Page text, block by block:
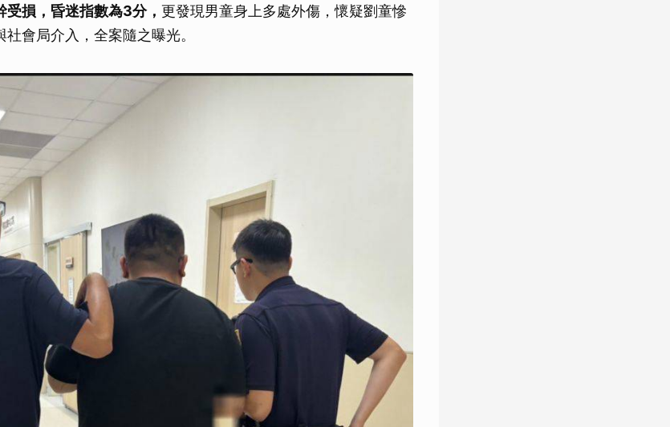
損，昏迷指數為3分， 更發現男童身上多處外傷，懷疑劉童慘
會局介入，全案隨之曝光。